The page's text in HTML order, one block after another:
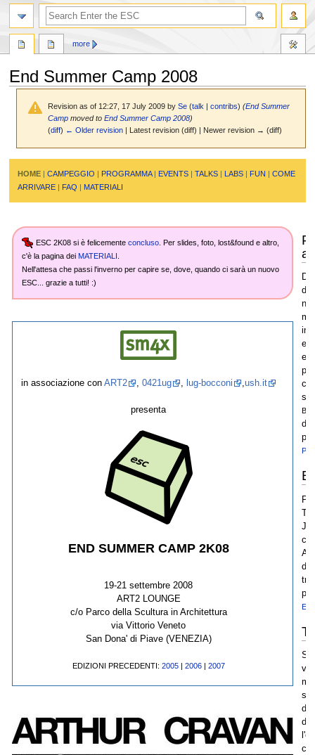
End Summer Camp 2008
Revision as of 12:27, 17 July 2009 bySe (talk |contribs) (End Summer
Camp moved toEnd Summer Camp 2008)
(diff) ← Older revision | Latest revision (diff) | Newer revision → (diff)
navigation
search
HOME| CAMPEGGIO | PROGRAMMA| EVENTS| TALKS| LABS| FUN | COME
ARRIVARE| FAQ | MATERIALI
ESC 2K08 si è felicemente concluso. Per slides, foto, lost&found e altro,
c'è la pagina dei MATERIALI
Nell'attesa che passi l'inverno per capire se, dove, quando ci sarà un nuovo
ESC... grazie a tutti! :)
in associazione con ART2 0421ug lug-bocconi ush.it
presenta
END SUMMER CAMP 2K08
19-21 settembre 2008
ART2 LOUNGE
c/o Parco della Scultura in Architettura
via Vittorio Veneto
San Dona' di Piave (VENEZIA)
EDIZIONI PRECEDENTI: 2005| 2006| 2007
a
more
search